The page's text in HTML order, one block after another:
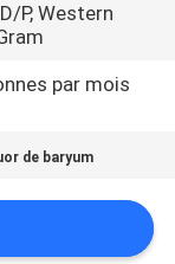
P, Western
par mois
de baryum